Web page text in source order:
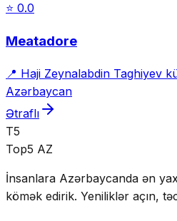
⭐ 0.0
Meatadore
📍 Haji Zeynalabdin Taghiyev
Azərbaycan
Ətraflı
T5
Top5 AZ
İnsanlara Azərbaycanda ən
kömək edirik. Yeniliklər açın,